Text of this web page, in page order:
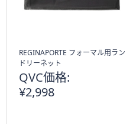
REGINAPORTE フォーマル用ラン
ドリーネット
QVC価格:
¥2,998